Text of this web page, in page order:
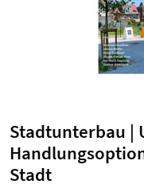
Stadtunterbau |
Stadt